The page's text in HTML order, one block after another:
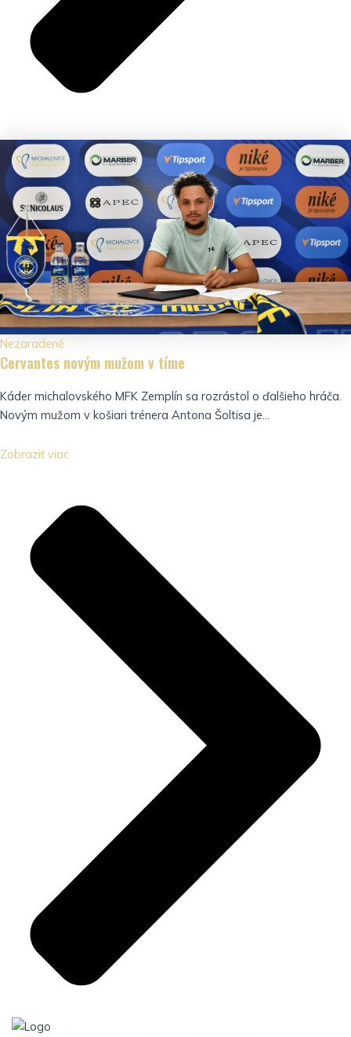
Nezaradené
Cervantes novým mužom v tíme
Káder michalovského MFK Zemplín sa rozrástol o ďalšieho hráča.
Novým mužom v košiari trénera Antona Šoltisa je...
Zobraziť viac